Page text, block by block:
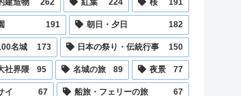
建造物 262 紅葉 224 桜 191
191 朝日・夕日 182
名城 173 日本の祭り・伝統行事 150
社界隈 95 名城の旅 89 夜景 77
イ 67 船旅・フェリーの旅 67